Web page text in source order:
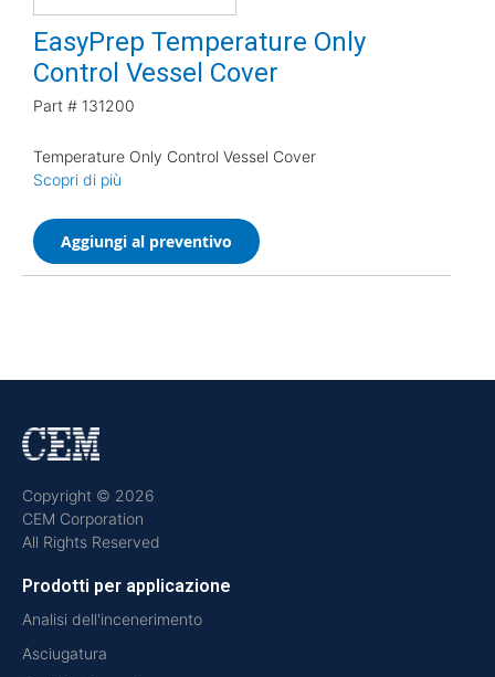
EasyPrep Temperature Only
Control Vessel Cover
Part # 131200
Temperature Only Control Vessel Cover
Scopri di più
Aggiungi al preventivo
Copyright © 2026
CEM Corporation
All Rights Reserved
Prodotti per applicazione
Analisi dell'incenerimento
Asciugatura